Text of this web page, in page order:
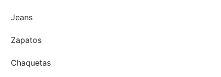
Jeans
Zapatos
Chaquetas